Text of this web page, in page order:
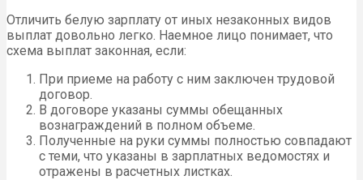
Отличить белую зарплату от иных незаконных видов
выплат довольно легко. Наемное лицо понимает, что
схема выплат законная, если:
При приеме на работу с ним заключен трудовой
договор.
В договоре указаны суммы обещанных
вознаграждений в полном объеме.
Полученные на руки суммы полностью совпадают
с теми, что указаны в зарплатных ведомостях и
отражены в расчетных листках.